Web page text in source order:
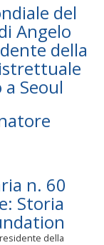
del
Angelo
della
Seoul
n. 60
Storia
della